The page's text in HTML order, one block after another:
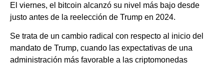
El viernes, el bitcoin alcanzó su nivel más bajo desde
justo antes de la reelección de Trump en 2024.
Se trata de un cambio radical con respecto al inicio del
mandato de Trump, cuando las expectativas de una
administración más favorable a las criptomonedas